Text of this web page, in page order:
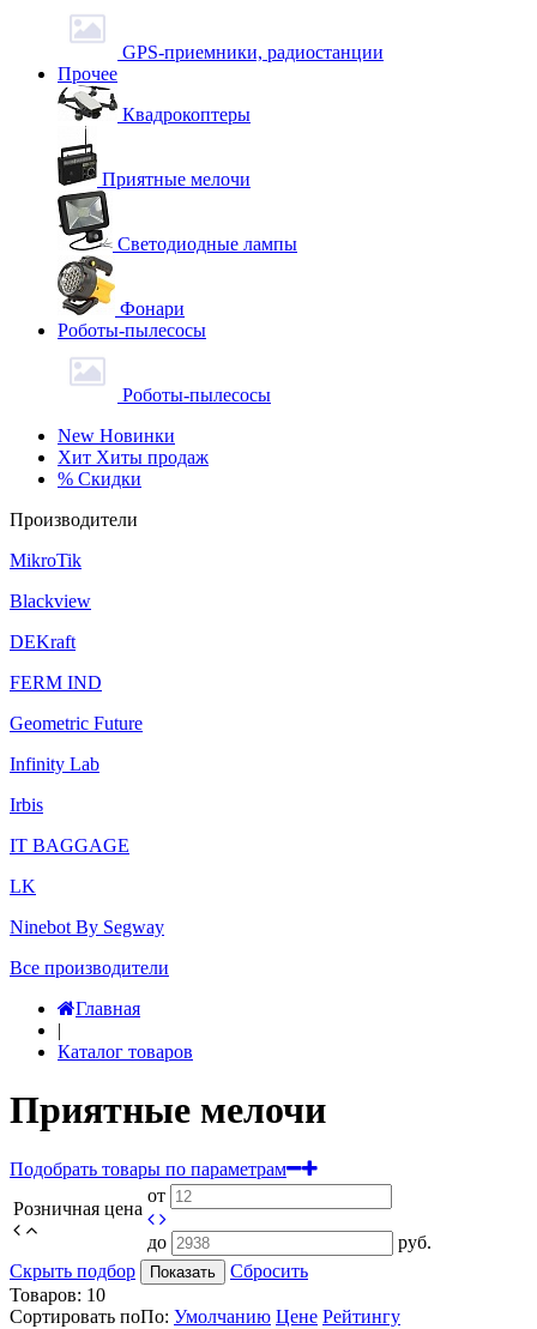
GPS-приемники, радиостанции
Прочее
Квадрокоптеры
Приятные мелочи
Светодиодные лампы
Фонари
Роботы-пылесосы
Роботы-пылесосы
New Новинки
Хит Хиты продаж
% Скидки
Производители
MikroTik
Blackview
DEKraft
FERM IND
Geometric Future
Infinity Lab
Irbis
IT BAGGAGE
LK
Ninebot By Segway
Все производители
Главная
|
Каталог товаров
Приятные мелочи
Подобрать товары по параметрам
Розничная цена
от
до
руб.
Скрыть подбор
Показать
Сбросить
Товаров: 10
Сортировать поПо: Умолчанию Цене Рейтингу